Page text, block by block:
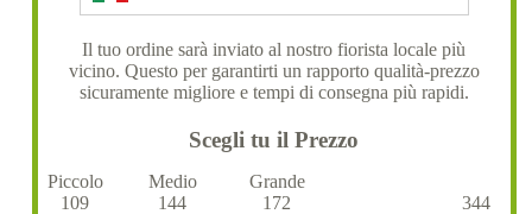
Il tuo ordine sarà inviato al nostro fiorista locale più
vicino. Questo per garantirti un rapporto qualità-prezzo
sicuramente migliore e tempi di consegna più rapidi.
Scegli tu il Prezzo
Piccolo
109
Medio
144
Grande
172
344